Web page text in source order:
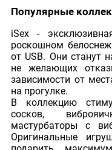
Популярные
iSex -
роскошном
от USB. Они станут
не желающих
зависимости от
на прогулке.
В коллекцию
сосков,
мастурбаторы с
Оригинальные